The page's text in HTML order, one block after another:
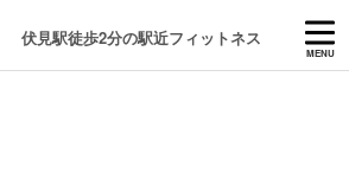
伏見駅徒歩2分の駅近フィットネス
MENU